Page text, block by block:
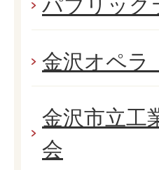
金沢オペラ
金沢市立工
会